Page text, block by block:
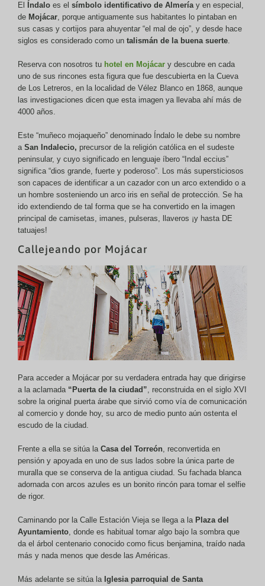
El Índalo es el símbolo identificativo de Almeríay en especial,
de Mojácar, porque antiguamente sus habitantes lo pintaban en
sus casas y cortijos para ahuyentar “el mal de ojo”, y desde hace
siglos es considerado como un talismán de la buena suerte.
Reserva con nosotros tu hotel en Mojácar y descubre en cada
uno de sus rincones esta figura que fue descubierta en la Cueva
de Los Letreros, en la localidad de Vélez Blanco en 1868, aunque
las investigaciones dicen que esta imagen ya llevaba ahí más de
4000 años.
Este “muñeco mojaqueño” denominado Índalo le debe su nombre
a San Indalecio, precursor de la religión católica en el sudeste
peninsular, y cuyo significado en lenguaje íbero “Indal eccius”
significa “dios grande, fuerte y poderoso”. Los más supersticiosos
son capaces de identificar a un cazador con un arco extendido o a
un hombre sosteniendo un arco iris en señal de protección. Se ha
ido extendiendo de tal forma que se ha convertido en la imagen
principal de camisetas, imanes, pulseras, llaveros ¡y hasta DE
tatuajes!
Callejeando por Mojácar
Para acceder a Mojácar por su verdadera entrada hay que dirigirse
a la aclamada “Puerta de la ciudad”, reconstruida en el siglo XVI
sobre la original puerta árabe que sirvió como vía de comunicación
al comercio y donde hoy, su arco de medio punto aún ostenta el
escudo de la ciudad.
Frente a ella se sitúa laCasa del Torreón, reconvertida en
pensión y apoyada en uno de sus lados sobre la única parte de
muralla que se conserva de la antigua ciudad. Su fachada blanca
adornada con arcos azules es un bonito rincón para tomar el selfie
de rigor.
Caminando por la Calle Estación Vieja se llega a laPlaza del
Ayuntamiento, donde es habitual tomar algo bajo la sombra que
da el árbol centenario conocido como ficus benjamina, traído nada
más y nada menos que desde las Américas.
Más adelante se sitúa la Iglesia parroquial de Santa